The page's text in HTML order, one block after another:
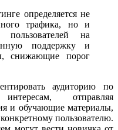
определяется не
трафика, но и
пользователей на
поддержку и
снижающие порог
аудиторию по
отправляя
и обучающие материалы,
пользователю.